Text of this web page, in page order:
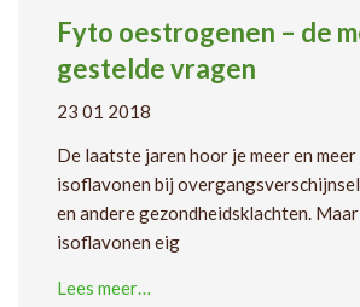
Fyto oestrogenen – de
gestelde vragen
23 01 2018
De laatste jaren hoor je meer en
isoflavonen bij
en andere gezondheidsklachten.
isoflavonen eig
Lees meer…